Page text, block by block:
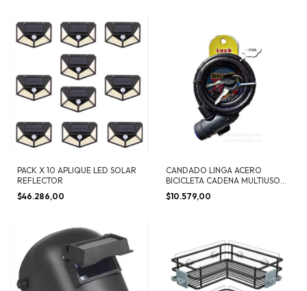
PACK X 10 APLIQUE LED SOLAR
REFLECTOR
$46.286,00
CANDADO LINGA ACERO
BICICLETA CADENA MULTIUSO
1.20 MT X 12 MM
$10.579,00